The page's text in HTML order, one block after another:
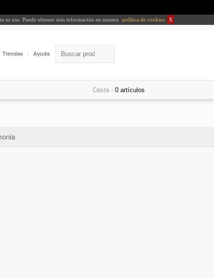
su uso. Puede obtener más información en nuestra política de cookies X
Tiendas Ayuda
Cesta -